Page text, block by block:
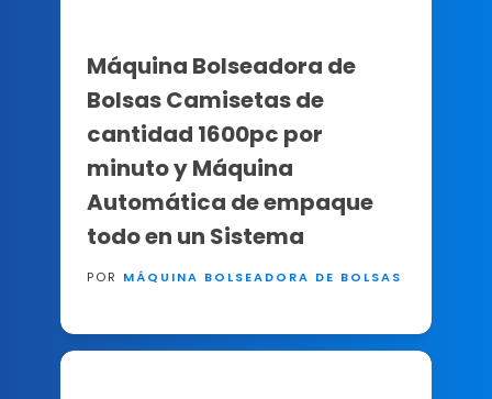
Máquina Bolseadora de
Bolsas Camisetas de
cantidad 1600pc por
minuto y Máquina
Automática de empaque
todo en un Sistema
POR MÁQUINA BOLSEADORA DE BOLSAS